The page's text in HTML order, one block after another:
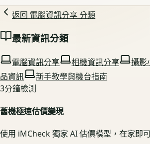
返回 電腦資訊分享分類
最新資訊分類
電腦資訊分享 相機資訊分享 攝影
品資訊
新手教學與機台指南
3分鐘檢測
舊機極速估價變現
使用 iMCheck 獨家 AI 估價模型，在家即